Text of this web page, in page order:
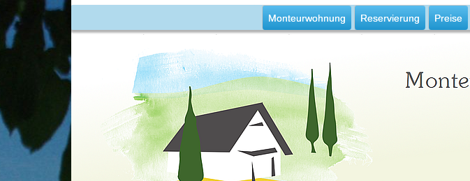
Monteurwohnung Reservierung Preise